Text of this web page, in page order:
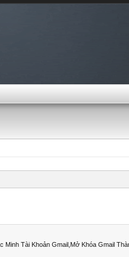
Tài Khoản Gmail,Mở Khóa Gmail